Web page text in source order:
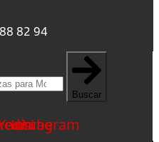
82 94
Buscar
Instagram